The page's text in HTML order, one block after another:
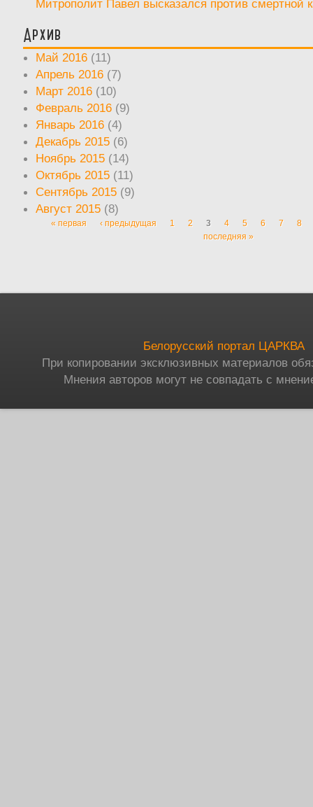
Митрополит Павел высказался против смертной
Архив
Май 2016 (11)
Апрель 2016 (7)
Март 2016 (10)
Февраль 2016 (9)
Январь 2016 (4)
Декабрь 2015 (6)
Ноябрь 2015 (14)
Октябрь 2015 (11)
Сентябрь 2015 (9)
Август 2015 (8)
Страницы
« первая ‹ предыдущая 1 2 3 4 5 6 7
8
последняя »
Белорусский портал ЦАРКВА
При копировании эксклюзивных материалов
Мнения авторов могут не совпадать с